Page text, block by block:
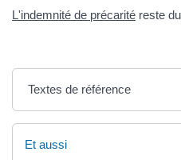
L'indemnité de précarité reste
Textes de référence
Et aussi